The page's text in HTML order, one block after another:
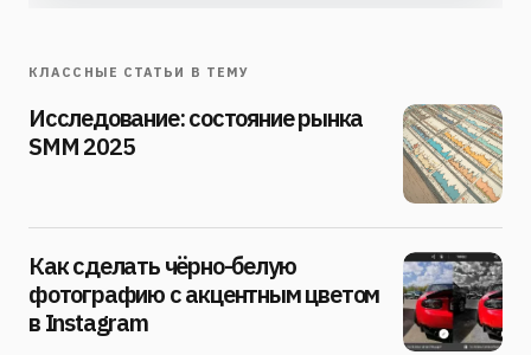
КЛАССНЫЕ СТАТЬИ В ТЕМУ
Исследование: состояние рынка
SMM 2025
Как сделать чёрно-белую
фотографию с акцентным цветом
в Instagram